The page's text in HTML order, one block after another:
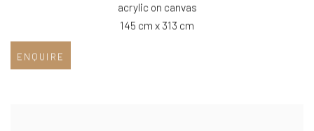
acrylic on canvas
145 cm x 313 cm
ENQUIRE